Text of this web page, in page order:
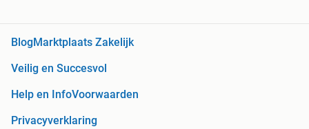
BlogMarktplaats Zakelijk
Veilig en Succesvol
Help en InfoVoorwaarden
Privacyverklaring